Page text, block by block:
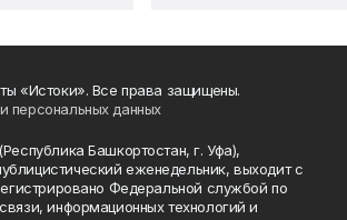
«Истоки». Все права защищены.
персональных данных
Башкортостан, г. Уфа),
еженедельник, выходит с
Федеральной службой по
информационных технологий и